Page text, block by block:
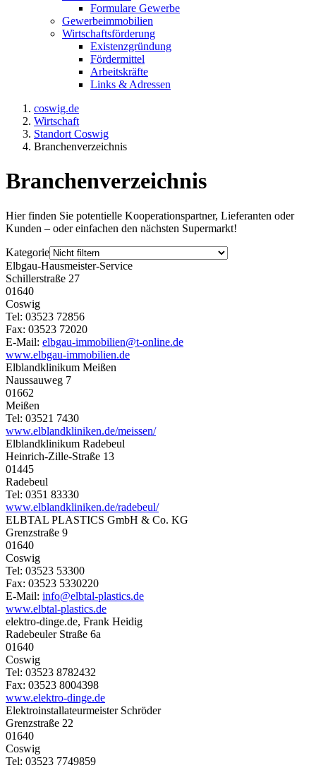
Formulare Gewerbe
Gewerbeimmobilien
Wirtschaftsförderung
Existenzgründung
Fördermittel
Arbeitskräfte
Links & Adressen
coswig.de
Wirtschaft
Standort Coswig
Branchenverzeichnis
Branchenverzeichnis
Hier finden Sie potentielle Kooperationspartner, Lieferanten oder
Kunden – oder einfachen den nächsten Supermarkt!
Kategorie
Elbgau-Hausmeister-Service
Schillerstraße 27
01640
Coswig
Tel: 03523 72856
Fax: 03523 72020
E-Mail: elbgau-immobilien@t-online.de
www.elbgau-immobilien.de
Elblandklinikum Meißen
Naussauweg 7
01662
Meißen
Tel: 03521 7430
www.elblandkliniken.de/meissen/
Elblandklinikum Radebeul
Heinrich-Zille-Straße 13
01445
Radebeul
Tel: 0351 83330
www.elblandkliniken.de/radebeul/
ELBTAL PLASTICS GmbH & Co. KG
Grenzstraße 9
01640
Coswig
Tel: 03523 53300
Fax: 03523 5330220
E-Mail: info@elbtal-plastics.de
www.elbtal-plastics.de
elektro-dinge.de, Frank Heidig
Radebeuler Straße 6a
01640
Coswig
Tel: 03523 8782432
Fax: 03523 8004398
www.elektro-dinge.de
Elektroinstallateurmeister Schröder
Grenzstraße 22
01640
Coswig
Tel: 03523 7749859